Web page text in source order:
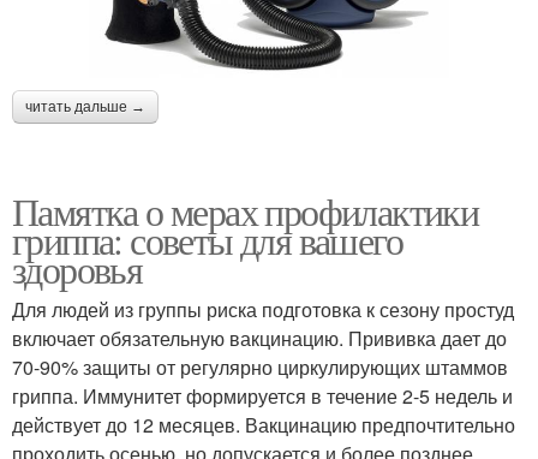
читать дальше →
Памятка о мерах профилактики
гриппа: советы для вашего
здоровья
Для людей из группы риска подготовка к сезону простуд
включает обязательную вакцинацию. Прививка дает до
70-90% защиты от регулярно циркулирующих штаммов
гриппа. Иммунитет формируется в течение 2-5 недель и
действует до 12 месяцев. Вакцинацию предпочтительно
проходить осенью, но допускается и более позднее